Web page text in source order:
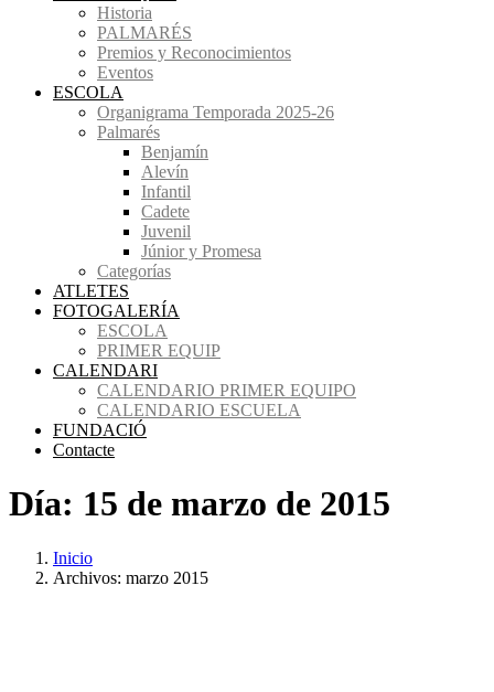
Historia
PALMARÉS
Premios y Reconocimientos
Eventos
ESCOLA
Organigrama Temporada 2025-26
Palmarés
Benjamín
Alevín
Infantil
Cadete
Juvenil
Júnior y Promesa
Categorías
ATLETES
FOTOGALERÍA
ESCOLA
PRIMER EQUIP
CALENDARI
CALENDARIO PRIMER EQUIPO
CALENDARIO ESCUELA
FUNDACIÓ
Contacte
Día: 15 de marzo de 2015
Inicio
Archivos: marzo 2015